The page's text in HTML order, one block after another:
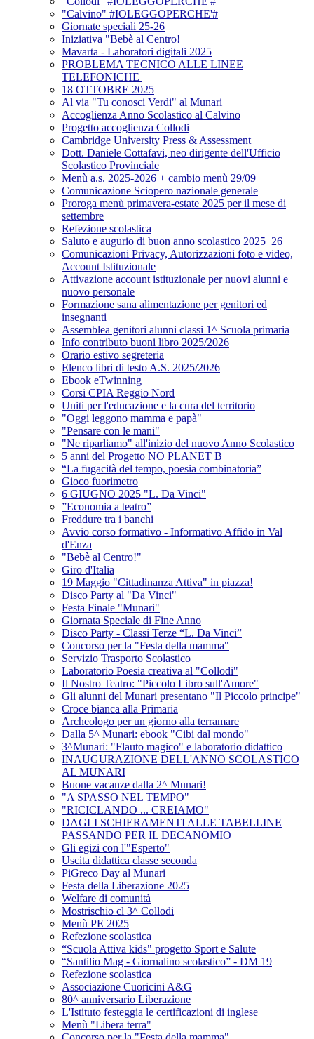
"Calvino" #IOLEGGOPERCHE'#
Giornate speciali 25-26
Iniziativa "Bebè al Centro!
Mavarta - Laboratori digitali 2025
PROBLEMA TECNICO ALLE LINEE
TELEFONICHE
18 OTTOBRE 2025
Al via "Tu conosci Verdi" al Munari
Accoglienza Anno Scolastico al Calvino
Progetto accoglienza Collodi
Cambridge University Press & Assessment
Dott. Daniele Cottafavi, neo dirigente dell'Ufficio
Scolastico Provinciale
Menù a.s. 2025-2026 + cambio menù 29/09
Comunicazione Sciopero nazionale generale
Proroga menù primavera-estate 2025 per il mese di
settembre
Refezione scolastica
Saluto e augurio di buon anno scolastico 2025_26
Comunicazioni Privacy, Autorizzazioni foto e video,
Account Istituzionale
Attivazione account istituzionale per nuovi alunni e
nuovo personale
Formazione sana alimentazione per genitori ed
insegnanti
Assemblea genitori alunni classi 1^ Scuola primaria
Info contributo buoni libro 2025/2026
Orario estivo segreteria
Elenco libri di testo A.S. 2025/2026
Ebook eTwinning
Corsi CPIA Reggio Nord
Uniti per l'educazione e la cura del territorio
"Oggi leggono mamma e papà"
"Pensare con le mani"
"Ne riparliamo" all'inizio del nuovo Anno Scolastico
5 anni del Progetto NO PLANET B
“La fugacità del tempo, poesia combinatoria”
Gioco fuorimetro
6 GIUGNO 2025 "L. Da Vinci"
”Economia a teatro”
Freddure tra i banchi
Avvio corso formativo - Informativo Affido in Val
d'Enza
"Bebè al Centro!"
Giro d'Italia
19 Maggio "Cittadinanza Attiva" in piazza!
Disco Party al "Da Vinci"
Festa Finale "Munari"
Giornata Speciale di Fine Anno
Disco Party - Classi Terze “L. Da Vinci”
Concorso per la "Festa della mamma"
Servizio Trasporto Scolastico
Laboratorio Poesia creativa al "Collodi"
Il Nostro Teatro: "Piccolo Libro sull'Amore"
Gli alunni del Munari presentano "Il Piccolo principe"
Croce bianca alla Primaria
Archeologo per un giorno alla terramare
Dalla 5^ Munari: ebook "Cibi dal mondo"
3^Munari: "Flauto magico" e laboratorio didattico
INAUGURAZIONE DELL'ANNO SCOLASTICO
AL MUNARI
Buone vacanze dalla 2^ Munari!
"A SPASSO NEL TEMPO"
"RICICLANDO ... CREIAMO"
DAGLI SCHIERAMENTI ALLE TABELLINE
PASSANDO PER IL DECANOMIO
Gli egizi con l'"Esperto"
Uscita didattica classe seconda
PiGreco Day al Munari
Festa della Liberazione 2025
Welfare di comunità
Mostrischio cl 3^ Collodi
Menù PE 2025
Refezione scolastica
“Scuola Attiva kids" progetto Sport e Salute
“Santilio Mag - Giornalino scolastico” - DM 19
Refezione scolastica
Associazione Cuoricini A&G
80^ anniversario Liberazione
L'Istituto festeggia le certificazioni di inglese
Menù "Libera terra"